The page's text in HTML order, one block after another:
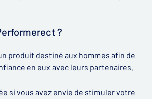
?
produit destiné aux hommes afin de
en eux avec leurs partenaires.
si vous avez envie de stimuler votre